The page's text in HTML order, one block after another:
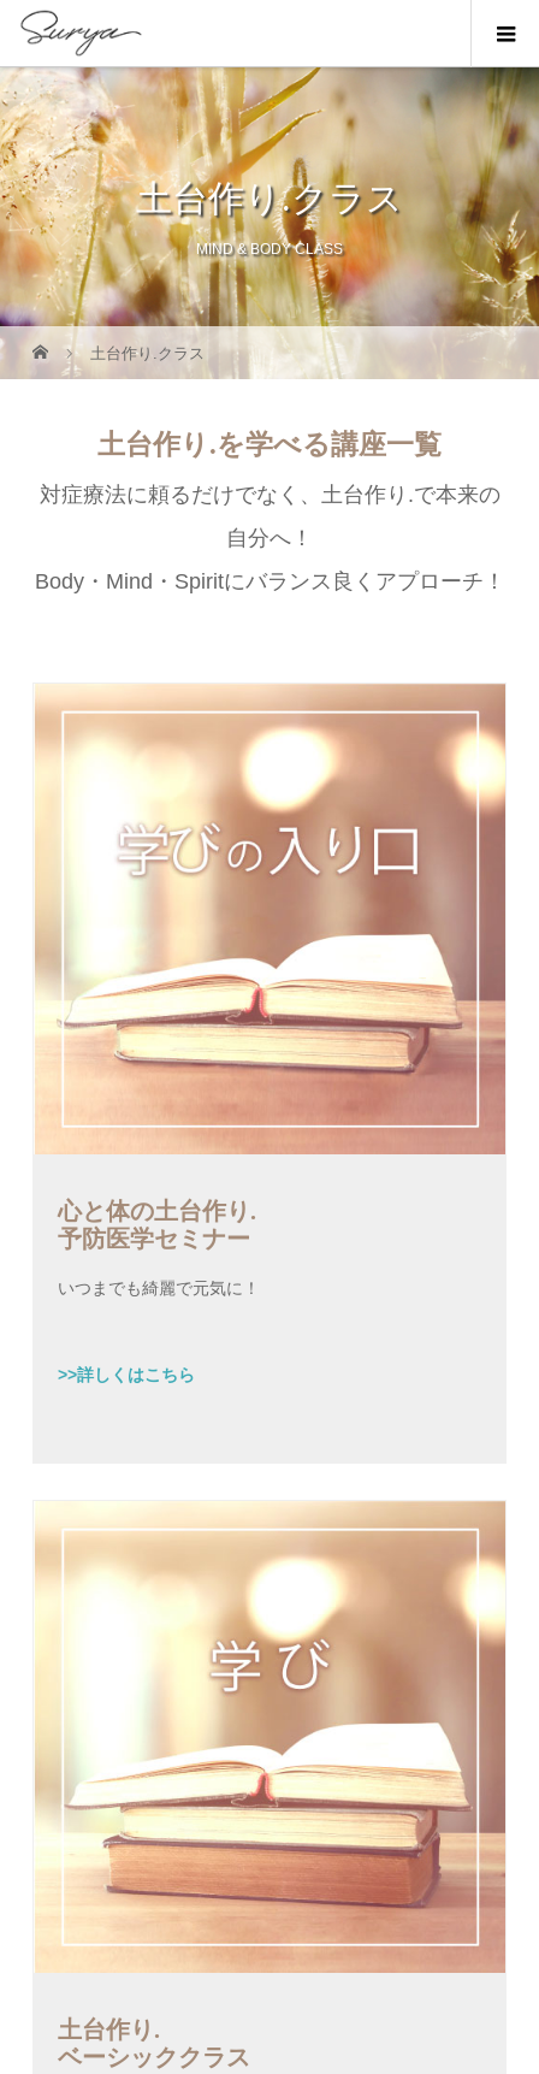
土台作り.クラス
MIND & BODY CLASS
土台作り.クラス
土台作り.を学べる講座一覧
対症療法に頼るだけでなく、土台作り.で本来の
自分へ！
Body・Mind・Spiritにバランス良くアプローチ！
心と体の土台作り.
予防医学セミナー
いつまでも綺麗で元気に！
>>詳しくはこちら
土台作り.
ベーシッククラス